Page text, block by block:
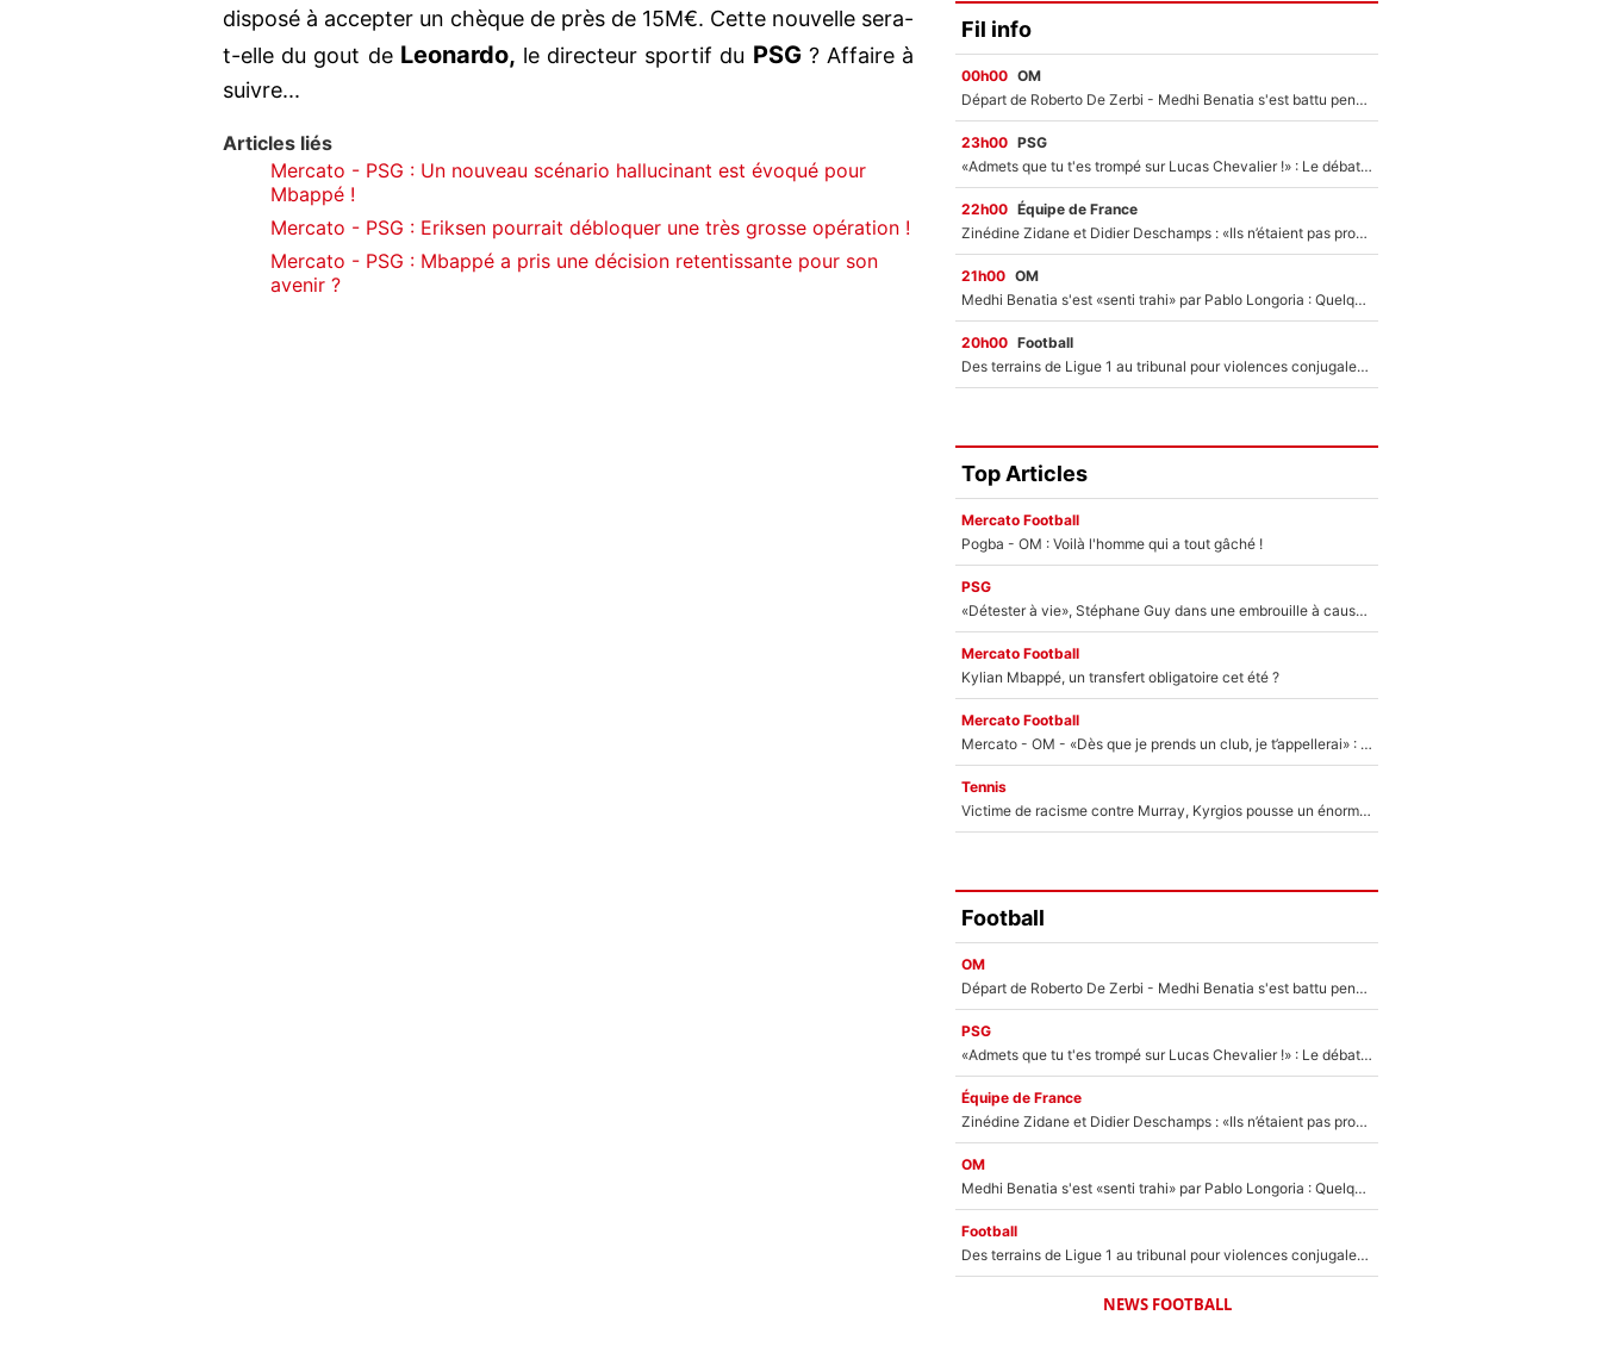
disposé à accepter un chèque de près de 15M€. Cette nouvelle sera-
t-elle du gout de Leonardo, le directeur sportif du PSG? Affaire à
suivre...
Articles liés
Mercato - PSG : Un nouveau scénario hallucinant est évoqué pour
Mbappé !
Mercato - PSG : Eriksen pourrait débloquer une très grosse opération !
Mercato - PSG : Mbappé a pris une décision retentissante pour son
avenir ?
Fil info
00h00 OM
Départ de Roberto De Zerbi - Medhi Benatia s'est battu pendant six mois pour le retenir à l'OM, le PSG a été le naufrage de trop : «Je pars avec toi»
23h00 PSG
«Admets que tu t'es trompé sur Lucas Chevalier !» : Le débat sur le gardien du PSG vire au clash à l'After Foot
22h00 Équipe de France
Zinédine Zidane et Didier Deschamps : «Ils n’étaient pas proches», les confidences d’un membre de l’équipe de France 1998 sur leur relation spéciale
21h00 OM
Medhi Benatia s'est «senti trahi» par Pablo Longoria : Quelques semaines après son départ, l'ancien directeur de football de l'OM règle ses comptes
20h00 Football
Des terrains de Ligue 1 au tribunal pour violences conjugales : Un arbitre français encourt une peine de 18 mois de prison !
Top Articles
Mercato Football
Pogba - OM : Voilà l'homme qui a tout gâché !
PSG
«Détester à vie», Stéphane Guy dans une embrouille à cause du PSG !
Mercato Football
Kylian Mbappé, un transfert obligatoire cet été ?
Mercato Football
Mercato - OM - «Dès que je prends un club, je t’appellerai» : La promesse de Marcelino au moment de claquer la porte
Tennis
Victime de racisme contre Murray, Kyrgios pousse un énorme coup de gueule !
Football
OM
Départ de Roberto De Zerbi - Medhi Benatia s'est battu pendant six mois pour le retenir à l'OM, le PSG a été le naufrage de trop : «Je pars avec toi»
PSG
«Admets que tu t'es trompé sur Lucas Chevalier !» : Le débat sur le gardien du PSG vire au clash à l'After Foot
Équipe de France
Zinédine Zidane et Didier Deschamps : «Ils n’étaient pas proches», les confidences d’un membre de l’équipe de France 1998 sur leur relation spéciale
OM
Medhi Benatia s'est «senti trahi» par Pablo Longoria : Quelques semaines après son départ, l'ancien directeur de football de l'OM règle ses comptes
Football
Des terrains de Ligue 1 au tribunal pour violences conjugales : Un arbitre français encourt une peine de 18 mois de prison !
NEWS FOOTBALL